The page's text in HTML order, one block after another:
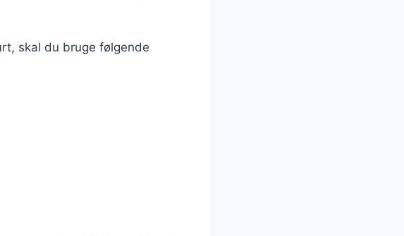
skal du bruge følgende